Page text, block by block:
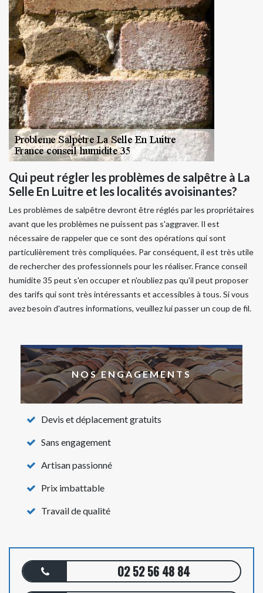
Qui peut régler les problèmes de salpêtre à La
Selle En Luitre et les localités avoisinantes?
Les problèmes de salpêtre devront être réglés par les propriétaires
avant que les problèmes ne puissent pas s'aggraver. Il est
nécessaire de rappeler que ce sont des opérations qui sont
particulièrement très compliquées. Par conséquent, il est très utile
de rechercher des professionnels pour les réaliser. France conseil
humidite 35 peut s'en occuper et n'oubliez pas qu'il peut proposer
des tarifs qui sont très intéressants et accessibles à tous. Si vous
avez besoin d'autres informations, veuillez lui passer un coup de fil.
NOS ENGAGEMENTS
Devis et déplacement gratuits
Sans engagement
Artisan passionné
Prix imbattable
Travail de qualité
02 52 56 48 84